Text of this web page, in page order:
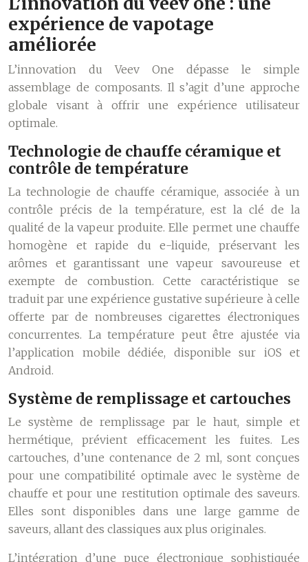
expérience de vapotage
améliorée
L’innovation du Veev One dépasse le simple
assemblage de composants. Il s’agit d’une approche
globale visant à offrir une expérience utilisateur
optimale.
Technologie de chauffe céramique et
contrôle de température
La technologie de chauffe céramique, associée à un
contrôle précis de la température, est la clé de la
qualité de la vapeur produite. Elle permet une chauffe
homogène et rapide du e-liquide, préservant les
arômes et garantissant une vapeur savoureuse et
exempte de combustion. Cette caractéristique se
traduit par une expérience gustative supérieure à celle
offerte par de nombreuses cigarettes électroniques
concurrentes. La température peut être ajustée via
l’application mobile dédiée, disponible sur iOS et
Android.
Système de remplissage et cartouches
Le système de remplissage par le haut, simple et
hermétique, prévient efficacement les fuites. Les
cartouches, d’une contenance de 2 ml, sont conçues
pour une compatibilité optimale avec le système de
chauffe et pour une restitution optimale des saveurs.
Elles sont disponibles dans une large gamme de
saveurs, allant des classiques aux plus originales.
L’intégration d’une puce électronique sophistiquée